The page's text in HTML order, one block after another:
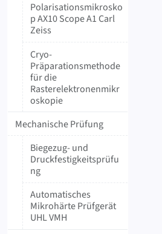
Polarisationsmikrosko
p AX10 Scope A1 Carl
Zeiss
Cryo-
Präparationsmethode
für die
Rasterelektronenmikr
oskopie
Mechanische Prüfung
Biegezug- und
Druckfestigkeitsprüfu
ng
Automatisches
Mikrohärte Prüfgerät
UHL VMH